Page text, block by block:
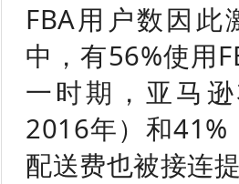
FBA用户数因
中，有56%使用
一时期，亚马
2016年）和
配送费也被接连